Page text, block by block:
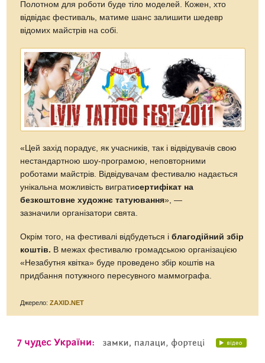
Полотном для роботи буде тіло моделей. Кожен, хто
відвідає фестиваль, матиме шанс залишити шедевр
відомих майстрів на собі.
«Цей захід порадує, як учасників, так і відвідувачів свою
нестандартною шоу-програмою, неповторними
роботами майстрів. Відвідувачам фестивалю надається
унікальна можливість вигратисертифікат на
безкоштовне художнє татуювання», —
зазначили організатори свята.
Окрім того, на фестивалі відбудеться іблагодійний збір
коштів. В межах фестивалю громадською організацією
«Незабутня квітка» буде проведено збір коштів на
придбання потужного пересувного маммографа.
Джерело:ZAXID.NET